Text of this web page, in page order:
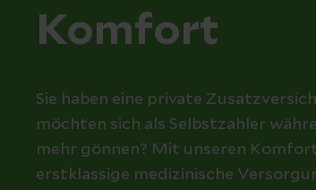
Komfort
Sie haben eine private
möchten sich als Selbstzahler
mehr gönnen? Mit unseren
erstklassige medizinische